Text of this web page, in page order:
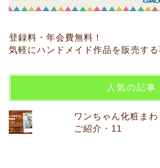
登録料・年会費無料！
気軽にハンドメイド作品を販売す
人気の記事
ワンちゃん化粧ま
ご紹介・11